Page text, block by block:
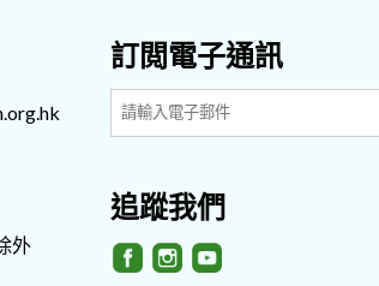
外
訂閲電子通訊
追蹤我們